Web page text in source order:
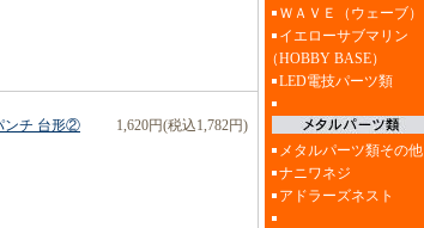
ンチ 台形② 1,620円(税込1,782円)
ＷＡＶＥ（ウェーブ）
イエローサブマリン
（HOBBY BASE）
LED電技パーツ類
メタルパーツ類その他
ナニワネジ
アドラーズネスト